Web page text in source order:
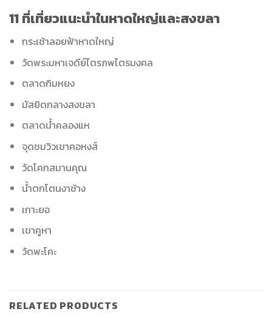
11 ที่เที่ยวแนะนำในหาดใหญ่และสงขลา
กระเช้าลอยฟ้าหาดใหญ่
วัดพระมหาเจดีย์ไตรภพไตรมงคล
ตลาดกิมหยง
มัสยิดกลางสงขลา
ตลาดน้ำคลองแห
จุดชมวิวเขาคอหงส์
วัดโคกสมานคุณ
น้ำตกโตนงาช้าง
เกาะยอ
เขาคูหา
วัดพะโคะ
RELATED PRODUCTS